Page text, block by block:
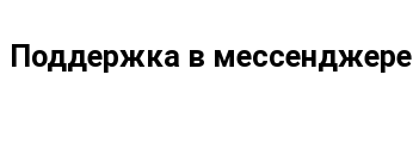
Поддержка в мессенджере